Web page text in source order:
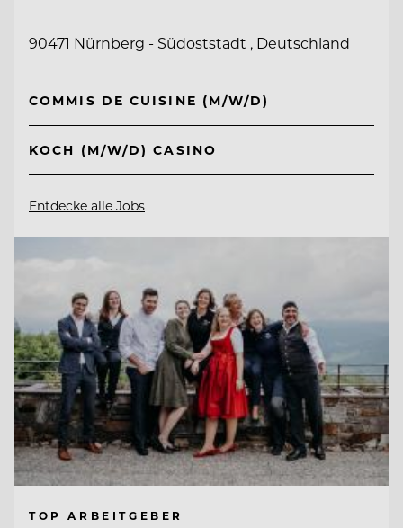
90471 Nürnberg - Südoststadt , Deutschland
COMMIS DE CUISINE (M/W/D)
KOCH (M/W/D) CASINO
Entdecke alle Jobs
TOP ARBEITGEBER